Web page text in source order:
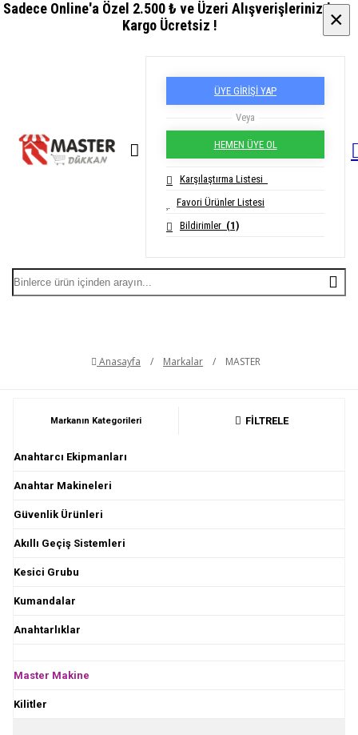
Sadece Online'a Özel 2.500 ₺ ve Üzeri Alışverişlerinizde
Kargo Ücretsiz !
ÜYE GİRİŞİ YAP
Veya
HEMEN ÜYE OL
Karşılaştırma Listesi
Favori Ürünler Listesi
Bildirimler (1)
Anasayfa / Markalar / MASTER
Markanın Kategorileri FİLTRELE
Anahtarcı Ekipmanları
Anahtar Makineleri
Güvenlik Ürünleri
Akıllı Geçiş Sistemleri
Kesici Grubu
Kumandalar
Anahtarlıklar
Master Makine
Kilitler
×
×